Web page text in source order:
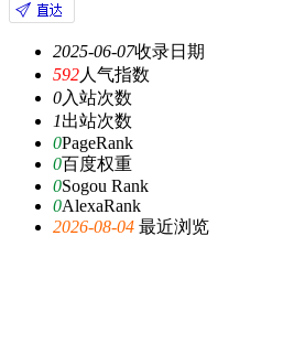
2025-06-07收录日期
592人气指数
0入站次数
1出站次数
0PageRank
0百度权重
0Sogou Rank
0AlexaRank
2026-08-04 最近浏览